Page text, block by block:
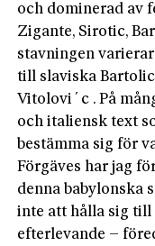
och dominerad av
Zigante, Sirotic,
stavningen
till slaviska
Vitolovi´c . På
och italiensk text
bestämma sig för
Förgäves har jag
denna babylonska
inte att hålla sig till
efterlevande –